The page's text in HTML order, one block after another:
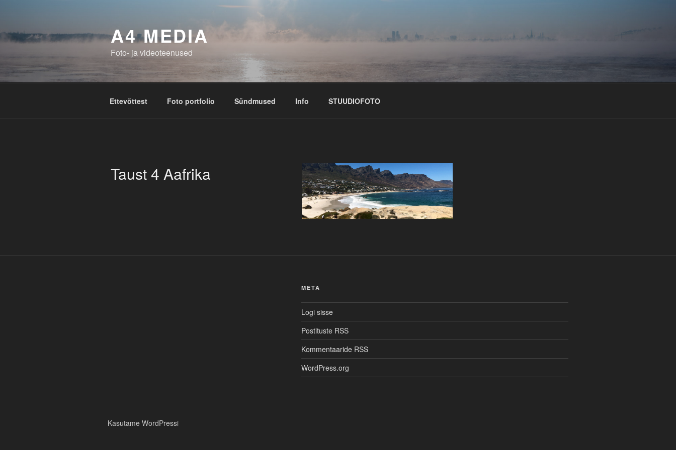
juurde
A4 MEDIA
Foto- ja videoteenused
Ettevõttest Foto portfolio Sündmused Info STUUDIOFOTO
Taust 4 Aafrika
META
Logi sisse
Postituste RSS
Kommentaaride RSS
WordPress.org
Kasutame WordPressi